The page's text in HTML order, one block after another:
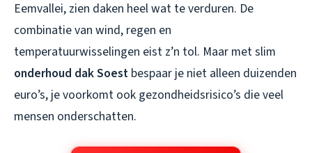
Eemvallei, zien daken heel wat te verduren. De
combinatie van wind, regen en
temperatuurwisselingen eist z’n tol. Maar met slim
onderhoud dak Soest bespaar je niet alleen duizenden
euro’s, je voorkomt ook gezondheidsrisico’s die veel
mensen onderschatten.